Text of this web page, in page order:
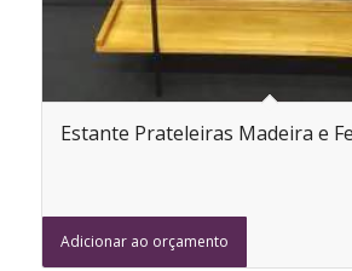
Estante Prateleiras Madeira e
Adicionar ao orçamento